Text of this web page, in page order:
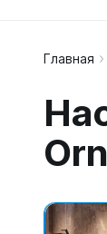
Главная